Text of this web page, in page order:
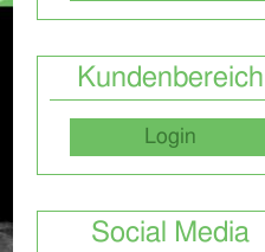
Kundenbereich
Login
Social Media